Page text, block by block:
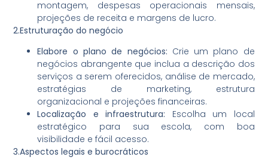
montagem, despesas operacionais mensais,
projeções de receita e margens de lucro.
2.Estruturação do negócio
Elabore o plano de negócios: Crie um plano de
negócios abrangente que inclua a descrição dos
serviços a serem oferecidos, análise de mercado,
estratégias de marketing, estrutura
organizacional e projeções financeiras.
Localização e infraestrutura: Escolha um local
estratégico para sua escola, com boa
visibilidade e fácil acesso.
3.Aspectos legais e burocráticos